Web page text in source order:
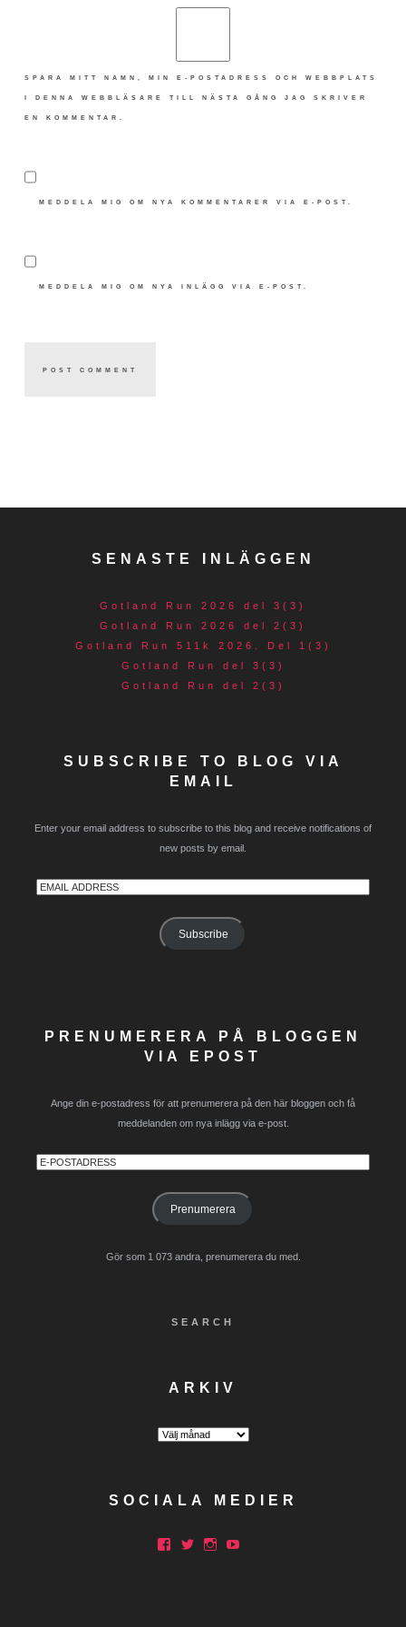
SPARA MITT NAMN, MIN E-POSTADRESS OCH WEBBPLATS
I DENNA WEBBLÄSARE TILL NÄSTA GÅNG JAG SKRIVER
EN KOMMENTAR.
MEDDELA MIG OM NYA KOMMENTARER VIA E-POST.
MEDDELA MIG OM NYA INLÄGG VIA E-POST.
SENASTE INLÄGGEN
Gotland Run 2026 del 3(3)
Gotland Run 2026 del 2(3)
Gotland Run 511k 2026. Del 1(3)
Gotland Run del 3(3)
Gotland Run del 2(3)
SUBSCRIBE TO BLOG VIA
EMAIL
Enter your email address to subscribe to this blog and receive notifications of
new posts by email.
Email
Subscribe
PRENUMERERA PÅ BLOGGEN
VIA EPOST
Ange din e-postadress för att prenumerera på den här bloggen och få
meddelanden om nya inlägg via e-post.
E-
Prenumerera
Gör som 1 073 andra, prenumerera du med.
SEARCH
ARKIV
Arkiv
SOCIALA MEDIER
Facebook
Twitter
Instagram